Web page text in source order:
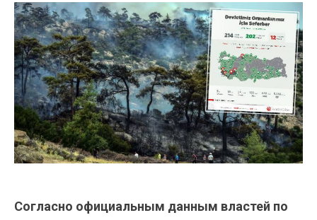
Согласно официальным данным властей по